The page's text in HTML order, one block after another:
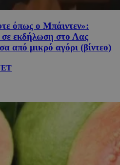
όπως ο Μπάιντεν»:
εκδήλωση στο Λας
από μικρό αγόρι (βίντεο)